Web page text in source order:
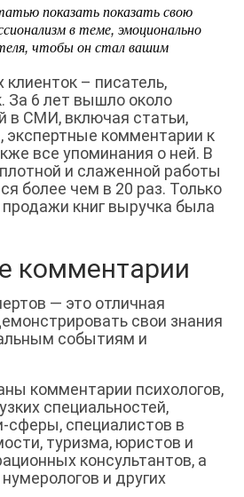
показать показать свою
в теме, эмоционально
чтобы он стал вашим
клиенток – писатель,
За 6 лет вышло около
в СМИ, включая статьи,
экспертные комментарии к
все упоминания о ней. В
и слаженной работы
более чем в 20 раз. Только
книг выручка была
комментарии
— это отличная
свои знания
событиям и
комментарии психологов,
специальностей,
сферы, специалистов в
туризма, юристов и
консультантов, а
и других